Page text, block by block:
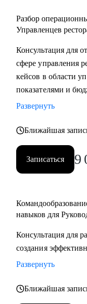
Разбор
Управленцев
Консультация для
сфере управления
кейсов в области
показателями и
Развернуть
Ближайшая
Записаться 9
навыков для
Консультация для
создания
Развернуть
Ближайшая